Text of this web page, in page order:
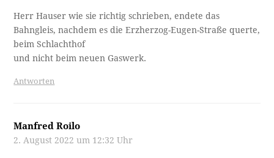
Herr Hauser wie sie richtig schrieben, endete das
Bahngleis, nachdem es die Erzherzog-Eugen-Straße querte,
beim Schlachthof
und nicht beim neuen Gaswerk.
Antworten
Manfred Roilo
2. August 2022 um 12:32 Uhr